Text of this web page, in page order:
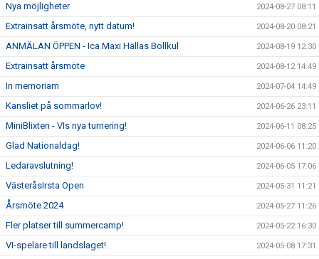
Nya möjligheter 2024-08-27 08:11
Extrainsatt årsmöte, nytt datum! 2024-08-20 08:21
ANMÄLAN ÖPPEN - Ica Maxi Hällas Bollkul 2024-08-19 12:30
Extrainsatt årsmöte 2024-08-12 14:49
In memoriam 2024-07-04 14:49
Kansliet på sommarlov! 2024-06-26 23:11
MiniBlixten - VIs nya turnering! 2024-06-11 08:25
Glad Nationaldag! 2024-06-06 11:20
Ledaravslutning! 2024-06-05 17:06
VästeråsIrsta Open 2024-05-31 11:21
Årsmöte 2024 2024-05-27 11:26
Fler platser till summercamp! 2024-05-22 16:30
VI-spelare till landslaget! 2024-05-08 17:31